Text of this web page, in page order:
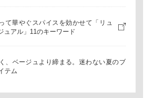
て華やぐスパイスを効かせて「リュ
ュアル」11のキーワード
、ベージュより締まる。迷わない夏のブ
テム